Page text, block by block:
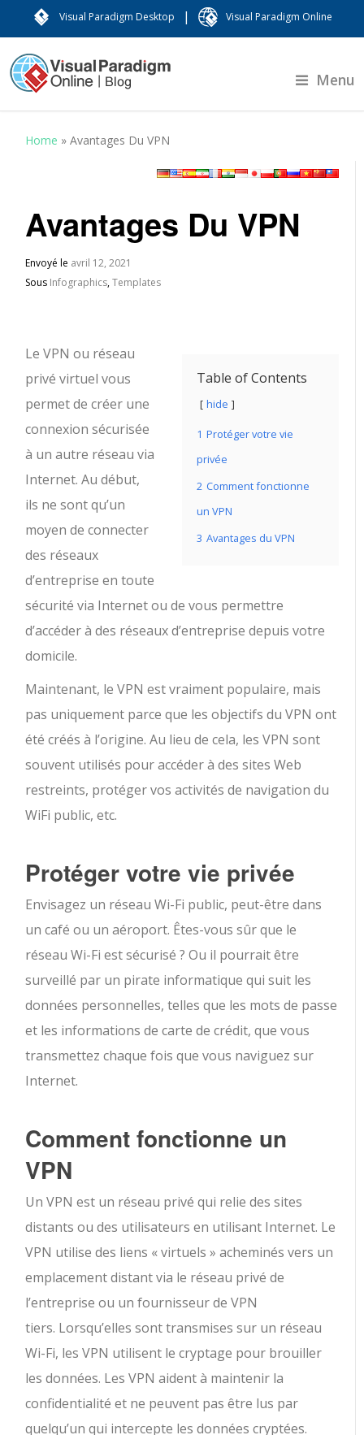
Visual Paradigm Desktop | Visual Paradigm Online
Menu
Home »Avantages Du VPN
Avantages Du VPN
Envoyé le avril 12, 2021
Sous Infographics,Templates
Table of Contents
hide
1 Protéger votre vie
privée
2 Comment fonctionne
un VPN
3 Avantages du VPN
Le VPN ou réseau
privé virtuel vous
permet de créer une
connexion sécurisée
à un autre réseau via
Internet. Au début,
ils ne sont qu’un
moyen de connecter
des réseaux
d’entreprise en toute
sécurité via Internet ou de vous permettre
d’accéder à des réseaux d’entreprise depuis votre
domicile.
Maintenant, le VPN est vraiment populaire, mais
pas uniquement parce que les objectifs du VPN ont
été créés à l’origine. Au lieu de cela, les VPN sont
souvent utilisés pour accéder à des sites Web
restreints, protéger vos activités de navigation du
WiFi public, etc.
Protéger votre vie privée
Envisagez un réseau Wi-Fi public, peut-être dans
un café ou un aéroport. Êtes-vous sûr que le
réseau Wi-Fi est sécurisé ? Ou il pourrait être
surveillé par un pirate informatique qui suit les
données personnelles, telles que les mots de passe
et les informations de carte de crédit, que vous
transmettez chaque fois que vous naviguez sur
Internet.
Comment fonctionne un
VPN
Un VPN est un réseau privé qui relie des sites
distants ou des utilisateurs en utilisant Internet. Le
VPN utilise des liens « virtuels » acheminés vers un
emplacement distant via le réseau privé de
l’entreprise ou un fournisseur de VPN
tiers. Lorsqu’elles sont transmises sur un réseau
Wi-Fi, les VPN utilisent le cryptage pour brouiller
les données. Les VPN aident à maintenir la
confidentialité et ne peuvent pas être lus par
quelqu’un qui intercepte les données cryptées.